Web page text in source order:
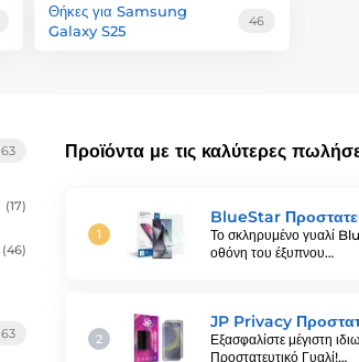
Θήκες για Samsung
Galaxy S25
46
Προϊόντα με τις καλύτερες
BlueStar
Το σκληρυμένο γυαλί
οθόνη του έξυπνου…
JP Privacy
Εξασφαλίστε μέγιστη
Προστατευτικό Γυαλί!…
63
(17)
(46)
63